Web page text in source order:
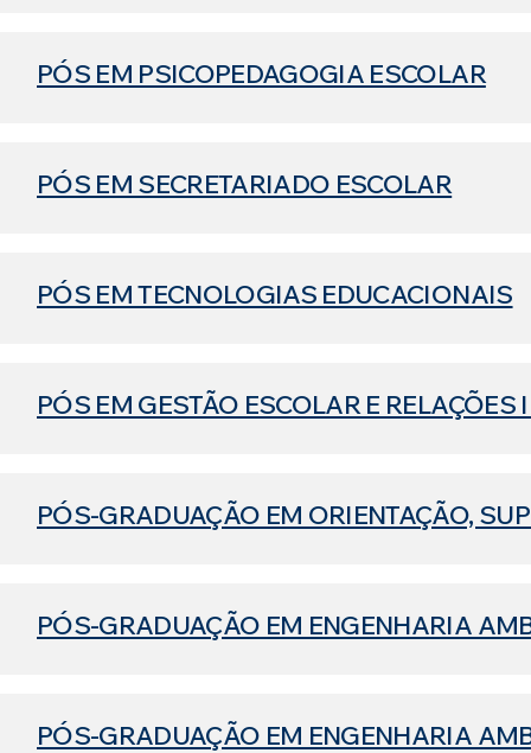
PÓS EM PSICOPEDAGOGIA ESCOLAR
PÓS EM SECRETARIADO ESCOLAR
PÓS EM TECNOLOGIAS EDUCACIONAIS
PÓS EM GESTÃO ESCOLAR E RELAÇÕES
PÓS-GRADUAÇÃO EM ORIENTAÇÃO,
PÓS-GRADUAÇÃO EM ENGENHARIA
PÓS-GRADUAÇÃO EM ENGENHARIA